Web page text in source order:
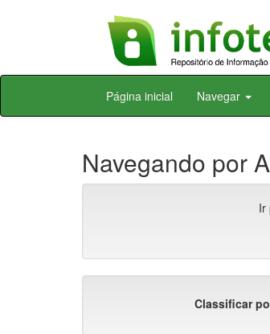
Skip
Página inicial Navegar
Navegando por
Ir
Classificar